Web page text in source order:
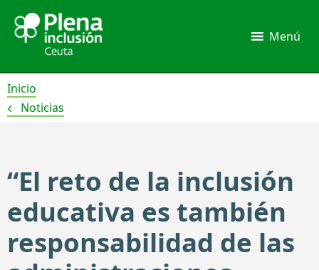
contenido
Menú
Inicio
Noticias
“El reto de la inclusión
educativa es también
responsabilidad de las